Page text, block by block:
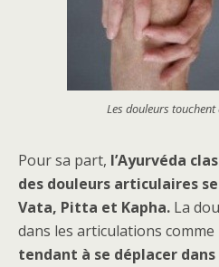
Les douleurs touchent
Pour sa part, l’Ayurvéda
des douleurs articulaires
Vata, Pitta et Kapha. La
dans les articulations comme
tendant à se déplacer